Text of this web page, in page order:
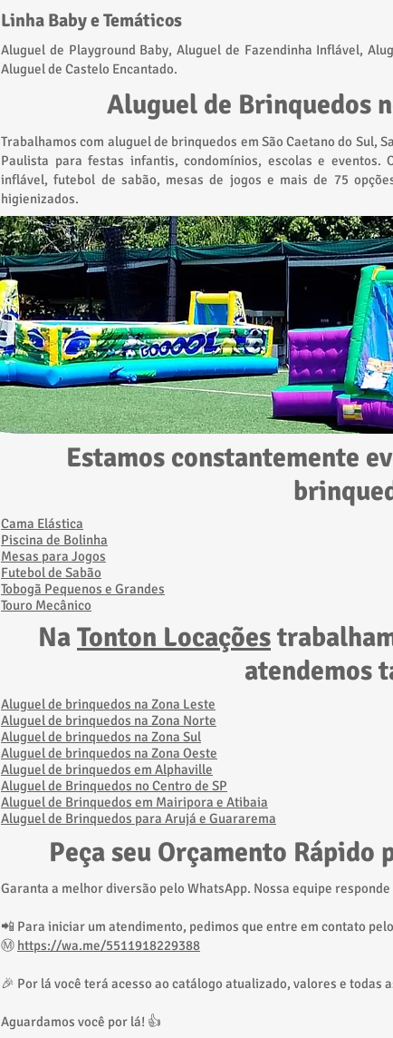
Linha Baby e Temáticos
​Aluguel de Playground Baby, Aluguel de Fazendinha Inflável,
Aluguel de Castelo Encantado.
Aluguel de Brinquedos
Trabalhamos com aluguel de brinquedos em São Caetano do Sul,
Paulista para festas infantis, condomínios, escolas e eventos.
inflável, futebol de sabão, mesas de jogos e mais de 75
higienizados.
Estamos constantemente
Cama Elástica
Piscina de Bolinha
Mesas para Jogos
Futebol de Sabão
Tobogã Pequenos e Grandes
​Touro Mecânico
NaTonton Locações
atendemos
​Aluguel de brinquedos na Zona Leste
​Aluguel de brinquedos na Zona Norte
Aluguel de brinquedos na Zona Sul
​Aluguel de brinquedos na Zona Oeste
Aluguel de brinquedos em Alphaville
Aluguel de Brinquedos no Centro de SP
Aluguel de Brinquedos em Mairipora e Atibaia​
Aluguel de Brinquedos para Arujá e Guararema
Peça seu Orçamento Rápido
Garanta a melhor diversão pelo WhatsApp. Nossa equipe
📲 Para iniciar um atendimento, pedimos que entre em contato
Ⓜ️ https://wa.me/5511918229388
🎉 Por lá você terá acesso ao catálogo atualizado, valores e todas
Aguardamos você por lá! 👍